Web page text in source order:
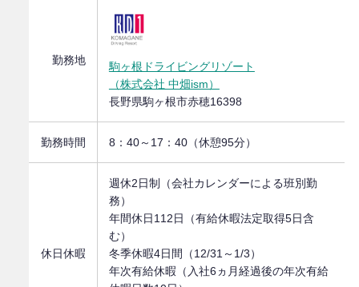
勤務地
駒ヶ根ドライビングリゾート
（株式会社 中畑ism）
長野県駒ヶ根市赤穂16398
勤務時間 8：40～17：40（休憩95分）
休日休暇
週休2日制（会社カレンダーによる班別勤
務）
年間休日112日（有給休暇法定取得5日含
む）
冬季休暇4日間（12/31～1/3）
年次有給休暇（入社6ヵ月経過後の年次有給